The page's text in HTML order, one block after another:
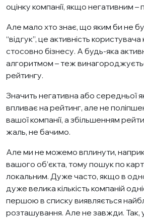
оцінку компанії, якщо негативним –
Але мало хто знає, що яким би не
“відгук”, це активність користувача
стосовно бізнесу. А будь-яка
алгоритмом – теж
рейтингу.
Значить негативна або середньої
впливає на рейтинг, але не
вашої компанії, а збільшенням
жаль, не бачимо.
Але ми не можемо вплинути,
вашого об’єкта, тому пошук по
локальним. Дуже часто, якщо в
дуже велика кількість компаній
першою в списку виявляється
розташування. Але не завжди. Так,